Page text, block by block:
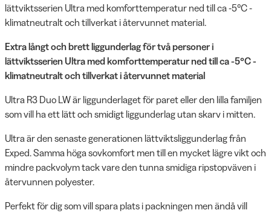
lättviktsserien Ultra med komforttemperatur ned till ca -5°C -
klimatneutralt och tillverkat i återvunnet material.
Extra långt och brett liggunderlag för två personer i
lättviktsserien Ultra med komforttemperatur ned till ca -5°C -
klimatneutralt och tillverkat i återvunnet material
Ultra R3 Duo LW är liggunderlaget för paret eller den lilla familjen
som vill ha ett lätt och smidigt liggunderlag utan skarv i mitten.
Ultra är den senaste generationen lättviktsliggunderlag från
Exped. Samma höga sovkomfort men till en mycket lägre vikt och
mindre packvolym tack vare den tunna smidiga ripstopväven i
återvunnen polyester.
Perfekt för dig som vill spara plats i packningen men ändå vill